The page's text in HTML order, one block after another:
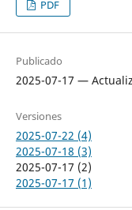
PDF
Publicado
2025-07-17 —
Versiones
2025-07-22 (4)
2025-07-18 (3)
2025-07-17 (2)
2025-07-17 (1)